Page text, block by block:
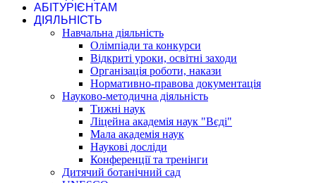
АБІТУРІЄНТАМ
ДІЯЛЬНІСТЬ
Навчальна діяльність
Олімпіади та конкурси
Відкриті уроки, освітні заходи
Організація роботи, накази
Нормативно-правова документація
Науково-методична діяльність
Тижні наук
Ліцейна академія наук "Вєді"
Мала академія наук
Наукові досліди
Конференції та тренінги
Дитячий ботанічний сад